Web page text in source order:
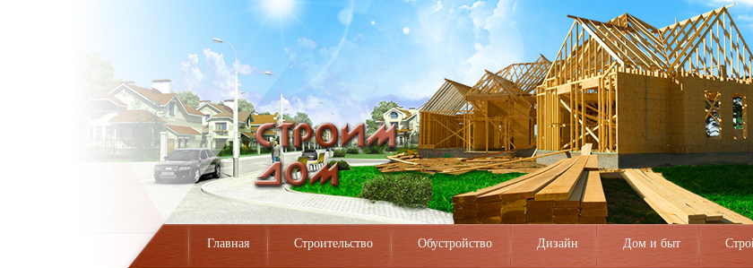
Главная Строительство Обустройство Дизайн Дом и быт